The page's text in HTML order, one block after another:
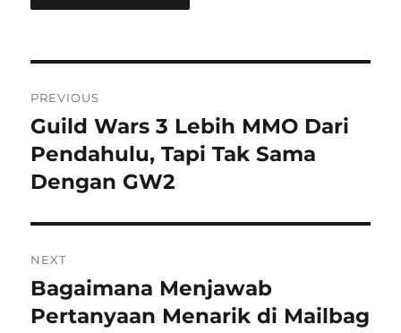
navigation
PREVIOUS
Previous
post:
Guild Wars 3 Lebih MMO Dari
Pendahulu, Tapi Tak Sama
Dengan GW2
NEXT
Next
post:
Bagaimana Menjawab
Pertanyaan Menarik di Mailbag